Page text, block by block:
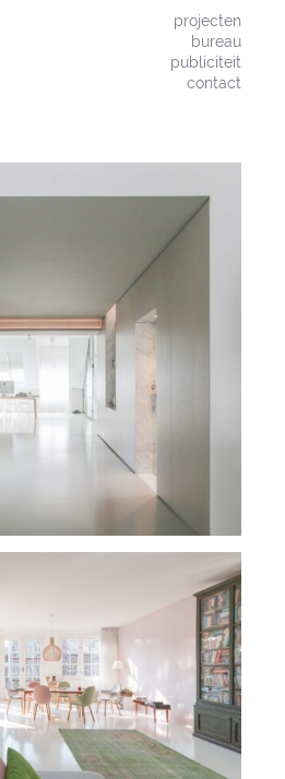
projecten
bureau
publiciteit
contact